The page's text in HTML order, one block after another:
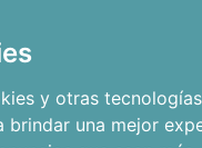
y otras
brindar una mejor